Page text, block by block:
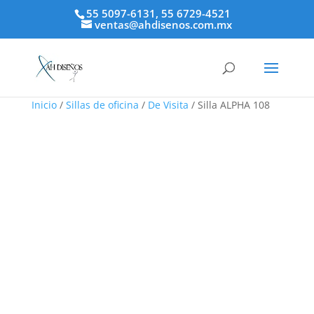
55 5097-6131, 55 6729-4521
ventas@ahdisenos.com.mx
Inicio/ Sillas de oficina / De Visita / Silla ALPHA 108